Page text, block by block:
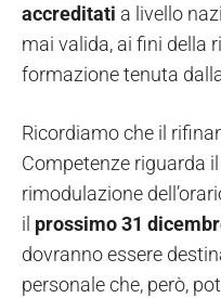
accreditati a livello
mai valida, ai fini della
formazione tenuta
Ricordiamo che il
Competenze riguarda
rimodulazione
il prossimo 31
dovranno essere
personale che, però,